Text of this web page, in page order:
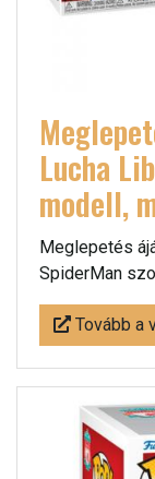
Lucha
modell,
Meglepetés
SpiderMan
Tovább a